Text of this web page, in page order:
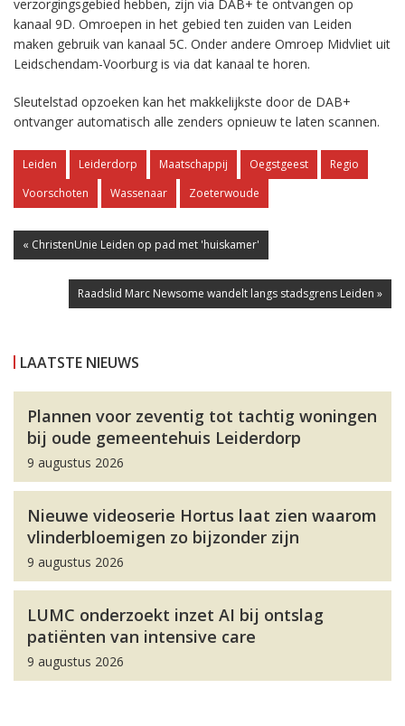
verzorgingsgebied hebben, zijn via DAB+ te ontvangen op
kanaal 9D. Omroepen in het gebied ten zuiden van Leiden
maken gebruik van kanaal 5C. Onder andere Omroep Midvliet uit
Leidschendam-Voorburg is via dat kanaal te horen.
Sleutelstad opzoeken kan het makkelijkste door de DAB+
ontvanger automatisch alle zenders opnieuw te laten scannen.
Leiden Leiderdorp Maatschappij Oegstgeest
Regio
Voorschoten
Wassenaar Zoeterwoude
« ChristenUnie Leiden op pad met 'huiskamer'
Raadslid Marc Newsome wandelt langs stadsgrens Leiden »
LAATSTE NIEUWS
Plannen voor zeventig tot tachtig woningen
bij oude gemeentehuis Leiderdorp
9 augustus 2026
Nieuwe videoserie Hortus laat zien waarom
vlinderbloemigen zo bijzonder zijn
9 augustus 2026
LUMC onderzoekt inzet AI bij ontslag
patiënten van intensive care
9 augustus 2026